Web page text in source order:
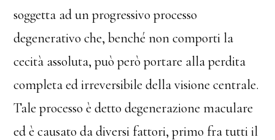
soggetta ad un progressivo processo
degenerativo che, benché non comporti la
cecità assoluta, può però portare alla perdita
completa ed irreversibile della visione centrale.
Tale processo è detto degenerazione maculare
ed è causato da diversi fattori, primo fra tutti il